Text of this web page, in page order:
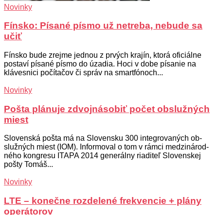
Novinky
Fínsko: Písané písmo už netreba, nebude sa
učiť
Fínsko bude zrejme jednou z prvých krajín, ktorá oficiálne
postaví písané písmo do úzadia. Hoci v dobe písanie na
klávesnici počítačov či správ na smartfónoch...
Novinky
Pošta plánuje zdvojnásobiť počet obslužných
miest
Slo­ven­ská poš­ta má na Slo­ven­sku 300 in­teg­ro­va­ných ob­
služ­ných miest (IOM). In­for­mo­val o tom v rám­ci me­dzi­ná­rod­
né­ho kon­gre­su ITA­PA 2014 ge­ne­rál­ny ria­di­teľ Slo­ven­skej
poš­ty To­máš...
Novinky
LTE – konečne rozdelené frekvencie + plány
operátorov